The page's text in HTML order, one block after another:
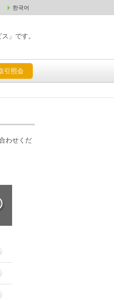
한국어
」です。
引照会
照会
わせくだ